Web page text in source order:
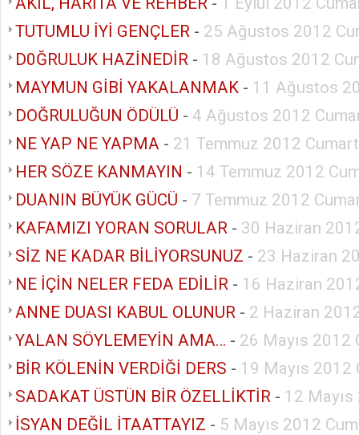
TUTUMLU İYİ GENÇLER - 25 Ağustos 2012
D0ĞRULUK HAZİNEDİR - 18 Ağustos 2012
MAYMUN GİBİ YAKALANMAK - 11 Ağustos
DOĞRULUĞUN ÖDÜLÜ - 4 Ağustos 2012
NE YAP NE YAPMA - 21 Temmuz 2012
HER SÖZE KANMAYIN - 14 Temmuz 2012
DUANIN BÜYÜK GÜCÜ - 7 Temmuz 2012
KAFAMIZI YORAN SORULAR - 30 Haziran
SİZ NE KADAR BİLİYORSUNUZ - 23 Haziran
NE İÇİN NELER FEDA EDİLİR - 16 Haziran
ANNE DUASI KABUL OLUNUR - 2 Haziran
YALAN SÖYLEMEYİN AMA… - 26 Mayıs 2012
BİR KÖLENİN VERDİĞİ DERS - 19 Mayıs 2012
SADAKAT ÜSTÜN BİR ÖZELLİKTİR - 12
İSYAN DEĞİL İTAATTAYIZ - 5 Mayıs 2012